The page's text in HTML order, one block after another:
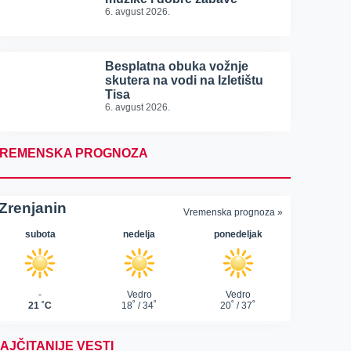
6. avgust 2026.
Besplatna obuka vožnje
skutera na vodi na Izletištu
Tisa
6. avgust 2026.
PROGNOZA
VESTI